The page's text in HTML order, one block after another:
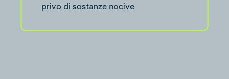
privo di sostanze nocive